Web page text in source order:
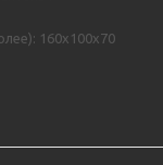
160х100х70